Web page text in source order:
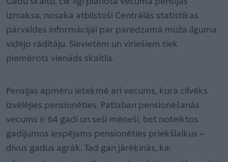
izmaksa, nosaka atbilstoši Centrālās statistikas
pārvaldes informācijai par paredzamā mūža ilguma
vidējo rādītāju. Sievietēm un vīriešiem tiek
piemērots vienāds skaitlis.
Pensijas apmēru ietekmē arī vecums, kurā cilvēks
izvēlējies pensionēties. Patlaban pensionēšanās
vecums ir 64 gadi un seši mēneši, bet noteiktos
gadījumos iespējams pensionēties priekšlaikus –
divus gadus agrāk. Tad gan jārēķinās, ka: